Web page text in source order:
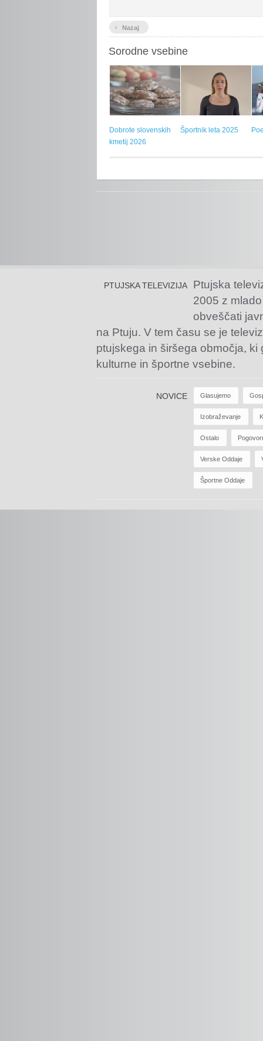
‹ Nazaj
Sorodne vsebine
Dobrote slovenskih
kmetij 2026
Športnik leta 2025
PTUJSKA TELEVIZIJA
Ptujska
2005 z
obveščati
na Ptuju. V tem času se je
ptujskega in širšega območja,
kulturne in športne vsebine.
NOVICE Glasujemo
Izobraževanje
Ostalo
Verske Oddaje
Športne Oddaje